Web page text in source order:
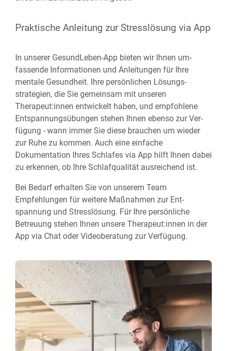
Praktische Anleitung zur Stress­lösung via App
In unserer GesundLeben-App bieten wir Ihnen um­
fassende Informationen und An­leitungen für Ihre
mentale Gesund­heit. Ihre persönlichen Lösungs­
strategien, die Sie gemeinsam mit unseren
Therapeut:innen ent­wickelt haben, und empfohlene
Ent­spannungs­übungen stehen Ihnen ebenso zur Ver­
fügung - wann immer Sie diese brauchen um wieder
zur Ruhe zu kommen. Auch eine ein­fache
Dokumentation Ihres Schlafes via App hilft Ihnen dabei
zu er­kennen, ob Ihre Schlaf­qualität aus­reichend ist.
Bei Bedarf erhalten Sie von unserem Team
Empfehlungen für weitere Maß­nahmen zur Ent­
spannung und Stress­lösung. Für Ihre persönliche
Betreuung stehen Ihnen unsere Therapeut:innen in der
App via Chat oder Video­beratung zur Verfügung.